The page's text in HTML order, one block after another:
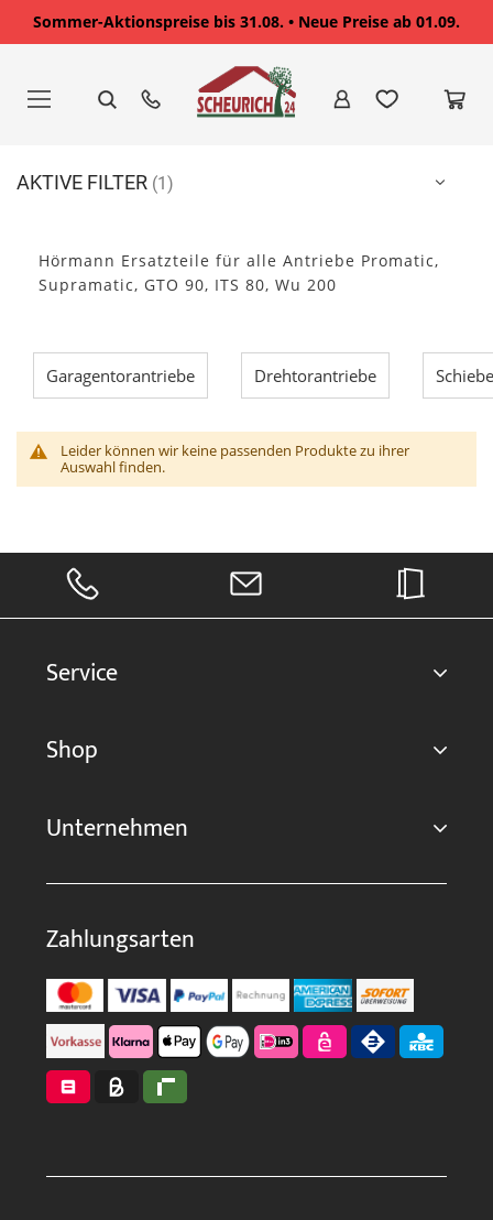
Sommer-Aktionspreise bis 31.08. • Neue Preise ab 01.09.
springen
Hörmann Ersatzteile für alle Antriebe Promatic,
Supramatic, GTO 90, ITS 80, Wu 200
Garagentorantriebe Drehtorantriebe
Leider können wir keine passenden Produkte zu ihrer
Auswahl finden.
AKTIVE FILTER
Service
Shop
Unternehmen
Zahlungsarten